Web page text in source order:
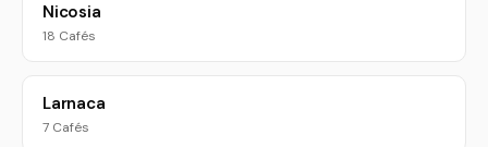
Nicosia
18 Cafés
Larnaca
7 Cafés